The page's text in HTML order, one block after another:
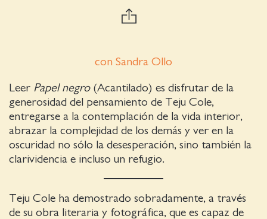
con Sandra Ollo
Leer Papel negro(Acantilado) es disfrutar de la
generosidad del pensamiento de Teju Cole,
entregarse a la contemplación de la vida interior,
abrazar la complejidad de los demás y ver en la
oscuridad no sólo la desesperación, sino también la
clarividencia e incluso un refugio.
Teju Cole ha demostrado sobradamente, a través
de su obra literaria y fotográfica, que es capaz de